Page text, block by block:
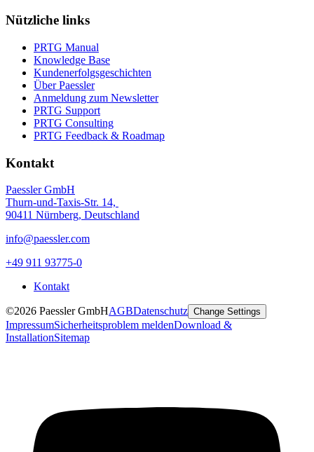
Nützliche links
PRTG Manual
Knowledge Base
Kundenerfolgsgeschichten
Über Paessler
Anmeldung zum Newsletter
PRTG Support
PRTG Consulting
PRTG Feedback & Roadmap
Kontakt
Paessler GmbH
Thurn-und-Taxis-Str. 14,
90411 Nürnberg, Deutschland
info@paessler.com
+49 911 93775-0
Kontakt
©2026 Paessler GmbHAGBDatenschutz Change Settings
ImpressumSicherheitsproblem meldenDownload &
InstallationSitemap